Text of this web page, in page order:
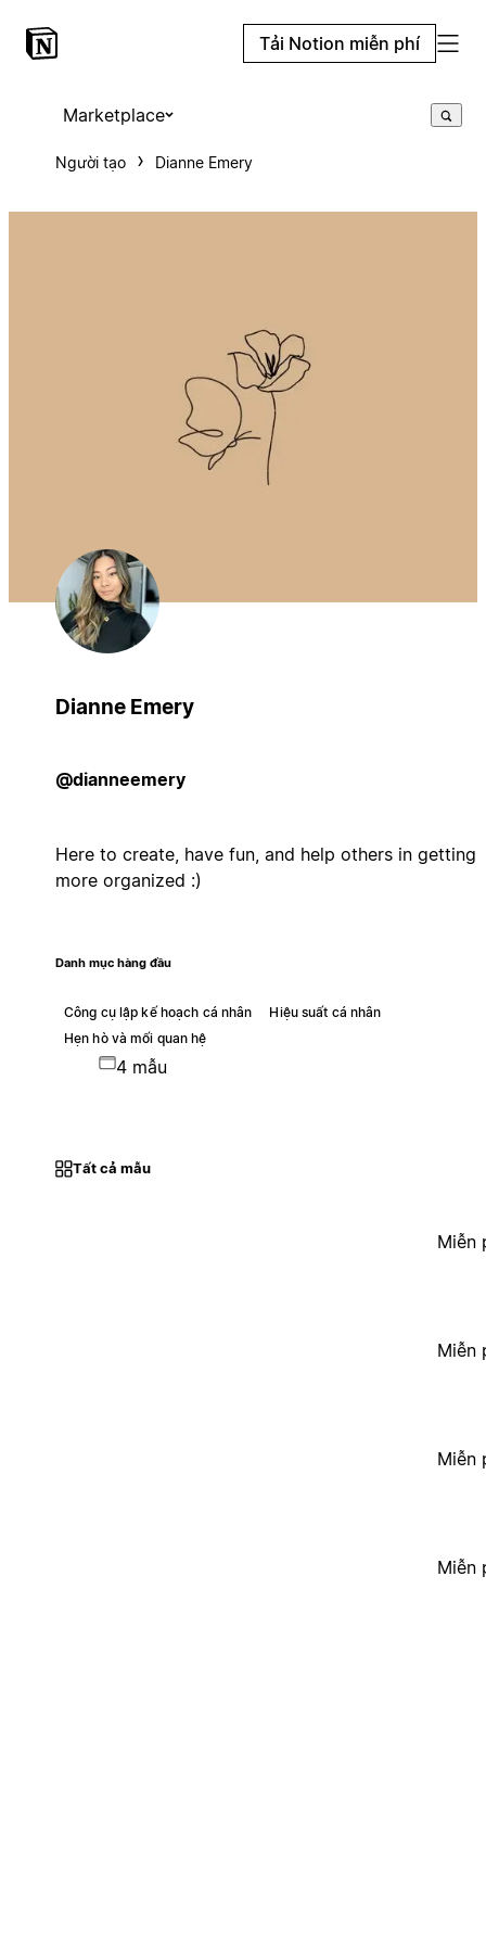
Tải Notion miễn phí
Marketplace
Người tạo Dianne Emery
Dianne Emery
@dianneemery
Here to create, have fun, and help others in getting
more organized :)
Danh mục hàng đầu
Công cụ lập kế hoạch cá nhân
Hiệu suất cá nhân
Hẹn hò và mối quan hệ
4 mẫu
Tất cả mẫu
Miễn
Miễn
Miễn
Miễn